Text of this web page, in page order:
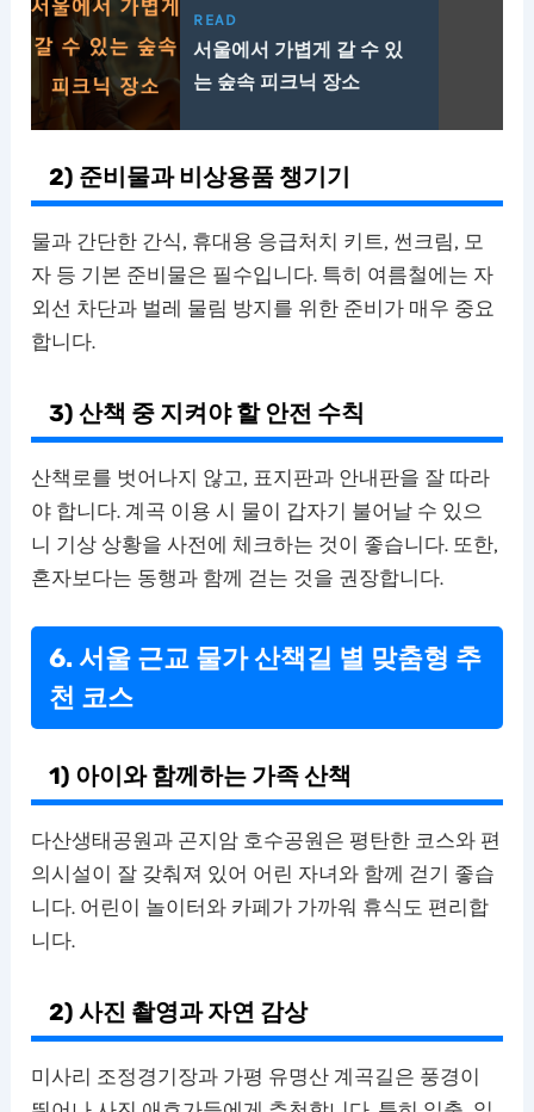
READ
서울에서 가볍게 갈 수 있
는 숲속 피크닉 장소
2) 준비물과 비상용품 챙기기
물과 간단한 간식, 휴대용 응급처치 키트, 썬크림, 모
자 등 기본 준비물은 필수입니다. 특히 여름철에는 자
외선 차단과 벌레 물림 방지를 위한 준비가 매우 중요
합니다.
3) 산책 중 지켜야 할 안전 수칙
산책로를 벗어나지 않고, 표지판과 안내판을 잘 따라
야 합니다. 계곡 이용 시 물이 갑자기 불어날 수 있으
니 기상 상황을 사전에 체크하는 것이 좋습니다. 또한,
혼자보다는 동행과 함께 걷는 것을 권장합니다.
6. 서울 근교 물가 산책길 별 맞춤형 추
천 코스
1) 아이와 함께하는 가족 산책
다산생태공원과 곤지암 호수공원은 평탄한 코스와 편
의시설이 잘 갖춰져 있어 어린 자녀와 함께 걷기 좋습
니다. 어린이 놀이터와 카페가 가까워 휴식도 편리합
니다.
2) 사진 촬영과 자연 감상
미사리 조정경기장과 가평 유명산 계곡길은 풍경이